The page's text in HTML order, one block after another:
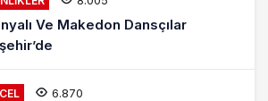
Ve Makedon Dansçılar
6.870